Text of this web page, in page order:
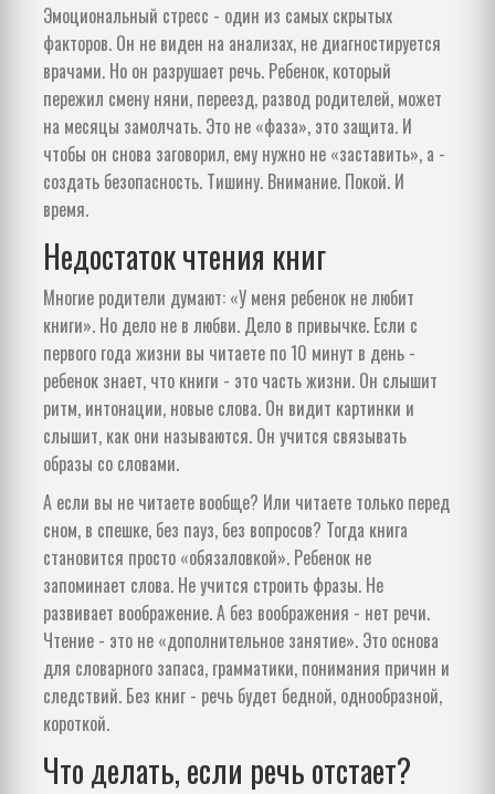
Эмоциональный стресс - один из самых скрытых
факторов. Он не виден на анализах, не диагностируется
врачами. Но он разрушает речь. Ребенок, который
пережил смену няни, переезд, развод родителей, может
на месяцы замолчать. Это не «фаза», это защита. И
чтобы он снова заговорил, ему нужно не «заставить», а -
создать безопасность. Тишину. Внимание. Покой. И
время.
Недостаток чтения книг
Многие родители думают: «У меня ребенок не любит
книги». Но дело не в любви. Дело в привычке. Если с
первого года жизни вы читаете по 10 минут в день -
ребенок знает, что книги - это часть жизни. Он слышит
ритм, интонации, новые слова. Он видит картинки и
слышит, как они называются. Он учится связывать
образы со словами.
А если вы не читаете вообще? Или читаете только перед
сном, в спешке, без пауз, без вопросов? Тогда книга
становится просто «обязаловкой». Ребенок не
запоминает слова. Не учится строить фразы. Не
развивает воображение. А без воображения - нет речи.
Чтение - это не «дополнительное занятие». Это основа
для словарного запаса, грамматики, понимания причин и
следствий. Без книг - речь будет бедной, однообразной,
короткой.
Что делать, если речь отстает?